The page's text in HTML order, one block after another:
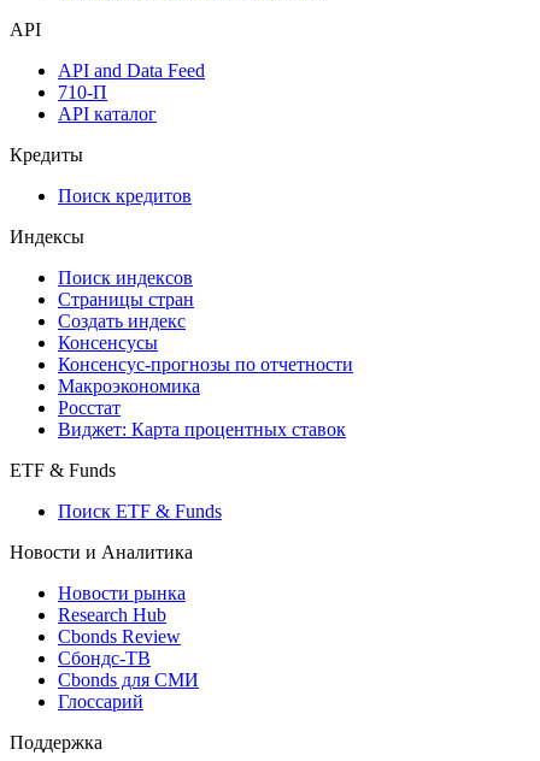
Мобильное приложение Cbonds
API
API and Data Feed
API каталог
Кредиты
Поиск кредитов
Индексы
Поиск индексов
Страницы стран
Создать индекс
Консенсусы
Макроэкономика
Виджет: Карта процентных ставок
ETF & Funds
Поиск ETF & Funds
Новости и Аналитика
Новости рынка
Research Hub
Сбондс-ТВ